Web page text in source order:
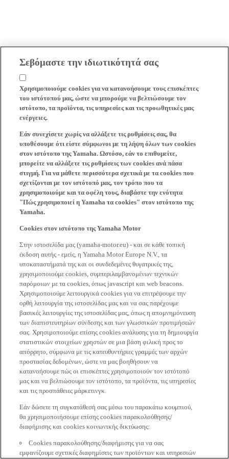
Σεβόμαστε την ιδιωτικότητά σας
Χρησιμοποιούμε cookies για να κατανοήσουμε τους επισκέπτες
του ιστότοπού μας, ώστε να μπορούμε να βελτιώσουμε τον
ιστότοπο, τα προϊόντα, τις υπηρεσίες και τις προωθητικές μας
ενέργειες.
Εάν συνεχίσετε χωρίς να αλλάξετε τις ρυθμίσεις σας, θα
υποθέσουμε ότι είστε σύμφωνοι με τη λήψη όλων των cookies
στον ιστότοπο της Yamaha. Ωστόσο, εάν το επιθυμείτε,
μπορείτε να αλλάξετε τις ρυθμίσεις των cookies ανά πάσα
στιγμή. Για να μάθετε περισσότερα σχετικά με τα cookies που
σχετίζονται με τον ιστότοπό μας, τον τρόπο που τα
χρησιμοποιούμε και τα οφέλη τους, διαβάστε την ενότητα
"Πώς χρησιμοποιεί η Yamaha τα cookies" στον ιστότοπο της
Yamaha.
Cookies στον ιστότοπο της Yamaha Motor
Στην ιστοσελίδα μας (yamaha-motor.eu) - και σε κάθε τοπική
έκδοση αυτής - εμείς, η Yamaha Motor Europe N.V., τα
υποκαταστήματά της και οι συνδεδεμένες θυγατρικές της,
χρησιμοποιούμε cookies, συμπεριλαμβανομένων τεχνικών
παρόμοιων με τα cookies, όπως javascript και web beacons.
Χρησιμοποιούμε λειτουργικά cookies για να επιτρέψουμε την
ορθή λειτουργία της ιστοσελίδας μας και να σας παρέχουμε
βασικές λειτουργίες της ιστοσελίδας μας, όπως η απομνημόνευση
των διαπιστευτηρίων σύνδεσης και των γλωσσικών προτιμήσεών
σας. Χρησιμοποιούμε επίσης cookies ανάλυσης για τη δημιουργία
στατιστικών στοιχείων χρηστών σε μια βάση φιλική προς το
απόρρητο, σύμφωνα με τις κατευθυντήριες γραμμές των αρχών
προστασίας δεδομένων, ώστε να μας βοηθήσουν να
κατανοήσουμε πώς οι επισκέπτες χρησιμοποιούν τον ιστότοπό
μας και να βελτιώσουμε τον ιστότοπο, τα προϊόντα, τις υπηρεσίες
και τις προσπάθειες μάρκετινγκ.
Εάν δώσετε τη συγκατάθεσή σας μέσω του παρακάτω κουμπιού,
θα χρησιμοποιήσουμε επίσης cookies παρακολούθησης/
διαφήμισης και cookies κοινωνικής δικτύωσης:
Cookies παρακολούθησης/διαφήμισης για να σας
εμφανίζουμε σχετικές διαφημίσεις των προϊόντων και υπηρεσιών